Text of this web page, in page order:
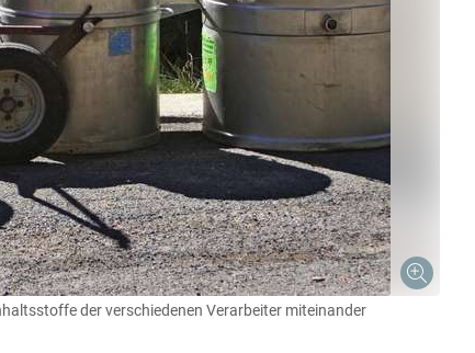
der verschiedenen Verarbeiter miteinander